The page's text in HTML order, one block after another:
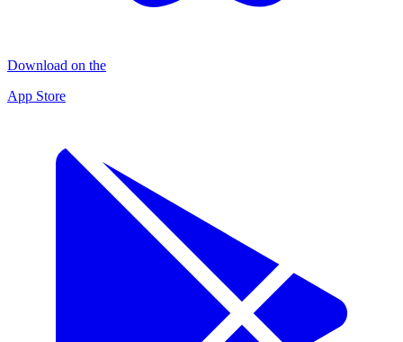
Download on the
App Store